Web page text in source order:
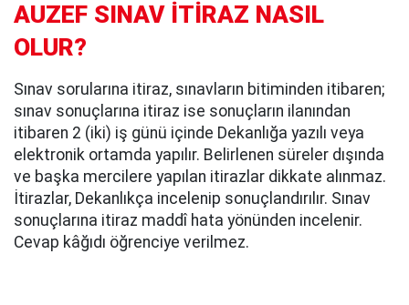
AUZEF SINAV İTİRAZ NASIL
OLUR?
Sınav sorularına itiraz, sınavların bitiminden itibaren;
sınav sonuçlarına itiraz ise sonuçların ilanından
itibaren 2 (iki) iş günü içinde Dekanlığa yazılı veya
elektronik ortamda yapılır. Belirlenen süreler dışında
ve başka mercilere yapılan itirazlar dikkate alınmaz.
İtirazlar, Dekanlıkça incelenip sonuçlandırılır. Sınav
sonuçlarına itiraz maddî hata yönünden incelenir.
Cevap kâğıdı öğrenciye verilmez.